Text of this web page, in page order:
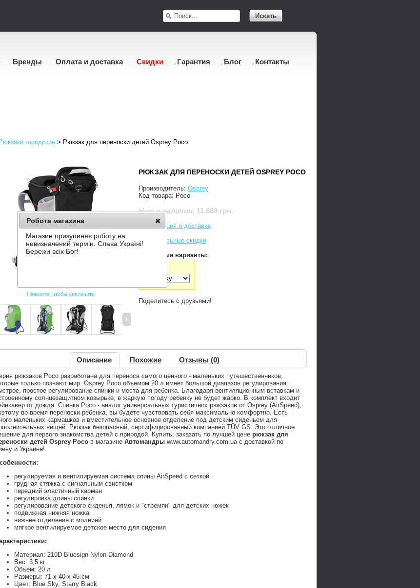
Искать
Бренды Оплата и доставка Скидки Гарантия Блог Контакты
Рюкзаки городские > Рюкзак для переноски детей Osprey Poco
Нажмите, чтобы увеличить
РЮКЗАК ДЛЯ ПЕРЕНОСКИ ДЕТЕЙ OSPREY POCO
Производитель: Osprey
Код товара: Poco
Нет в наличии, 11,889 грн.
Информация о доставке
Накопительные скидки
Доступные варианты:
Поделитесь с друзьями!
Описание Похожие Отзывы (0)
рюкзаков Poco разработана для переноса самого ценного - маленьких путешественников,
только познают мир. Osprey Poco объемом 20 л имеет большой диапазон регулирования:
простое регулирование спинки и места для ребенка. Благодаря вентиляционным вставкам и
солнцезащитном козырьке, в жаркую погоду ребенку не будет жарко. В комплект входит
от дождя. Спинка Poco - аналог универсальных туристичнох рюкзаков от Osprey (AirSpeed),
во время переноски ребенка, вы будете чувствовать себя максимально комфортно. Есть
маленьких кармашков и вместительное основное отделение под детским сиденьем для
вещей. Рюкзак безопасный, сертифицированный компанией TÜV GS. Это отличное
для первого знакомства детей с природой. Купить, заказать по лучшей цене рюкзак для
детей Osprey Poco в магазине Автомандры www.automandry.com.ua с доставкой по
и Украине!
регулируемая и вентилируемая система спины AirSpeed ​​с сеткой
грудная стяжка с сигнальным свистком
передний эластичный карман
регулировка длины спинки
регулирование детского сиденья, лямок и "стремян" для детских ножек
подвижная нижняя ножка
нижнее отделение с молнией
мягкое вентилируемое детское место для сидения
Материал: 210D Bluesign Nylon Diamond
Вес: 3,5 кг
Объем: 20 л
Размеры: 71 х 40 х 45 см
Цвет: Blue Sky, Starry Black
Робота магазина
Магазин призупиняє роботу на
невизначений термін. Слава Україні!
Бережи всіх Бог!